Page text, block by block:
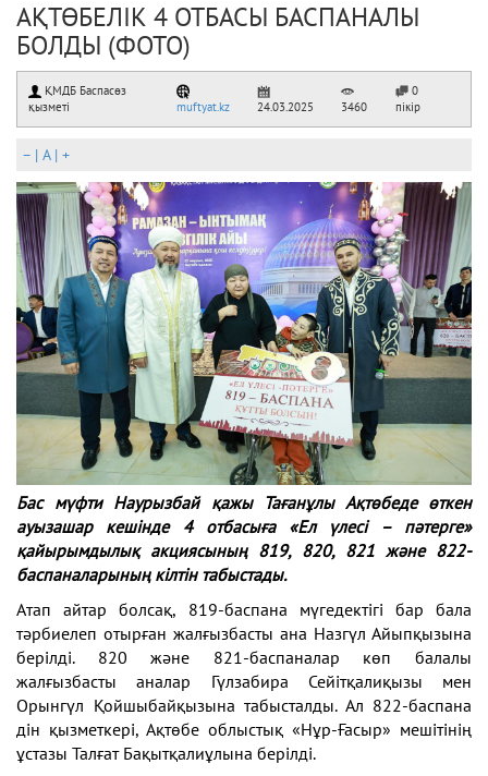
АҚТӨБЕЛІК 4 ОТБАСЫ БАСПАНАЛЫ
БОЛДЫ (ФОТО)
ҚМДБ Баспасөз
қызметі
muftyat.kz 24.03.2025 3460
0
пікір
– | A| +
Бас мүфти Наурызбай қажы Тағанұлы Ақтөбеде өткен
ауызашар кешінде 4 отбасыға «Ел үлесі – пәтерге»
қайырымдылық акциясының 819, 820, 821 және 822-
баспаналарының кілтін табыстады.
Атап айтар болсақ, 819-баспана мүгедектігі бар бала
тәрбиелеп отырған жалғызбасты ана Назгүл Айыпқызына
берілді. 820 және 821-баспаналар көп балалы
жалғызбасты аналар Гүлзабира Сейітқалиқызы мен
Орынгүл Қойшыбайқызына табысталды. Ал 822-баспана
дін қызметкері, Ақтөбе облыстық «Нұр-Ғасыр» мешітінің
ұстазы Талғат Бақытқалиұлына берілді.